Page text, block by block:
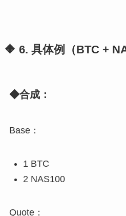
🔶 6. 具体例（BTC +
◆合成：
Base：
1 BTC
2 NAS100
Quote：